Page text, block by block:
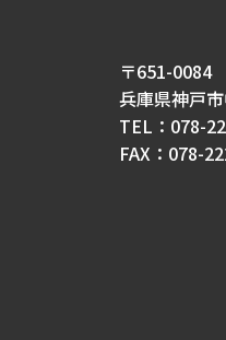
〒651-0084
兵庫県神戸
TEL：078-
FAX：078-